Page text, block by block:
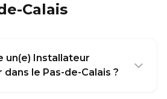
Calais
un(e) Installateur
le Pas-de-Calais ?